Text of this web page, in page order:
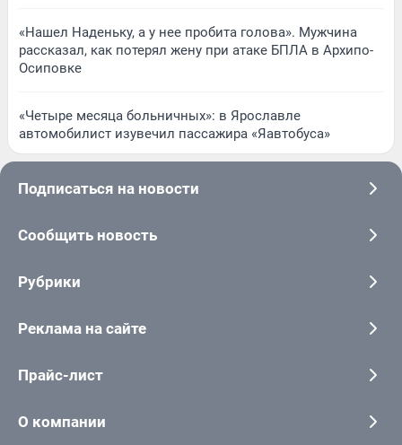
«Нашел Наденьку, а у нее пробита голова». Мужчина
рассказал, как потерял жену при атаке БПЛА в Архипо-
Осиповке
«Четыре месяца больничных»: в Ярославле
автомобилист изувечил пассажира «Яавтобуса»
Подписаться на новости
Сообщить новость
Рубрики
Реклама на сайте
Прайс-лист
О компании